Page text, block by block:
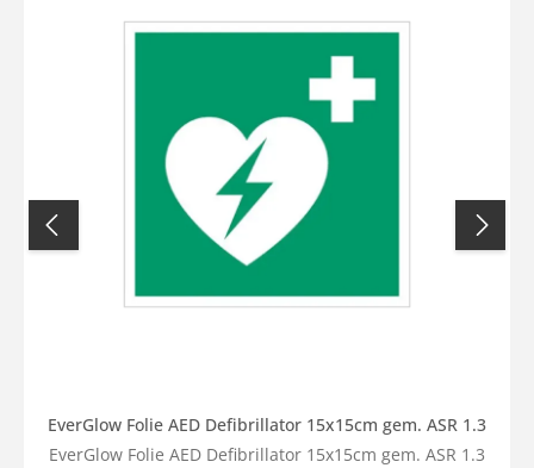
EverGlow Folie AED Defibrillator 15x15cm gem. ASR 1.3
EverGlow Folie AED Defibrillator 15x15cm gem. ASR 1.3